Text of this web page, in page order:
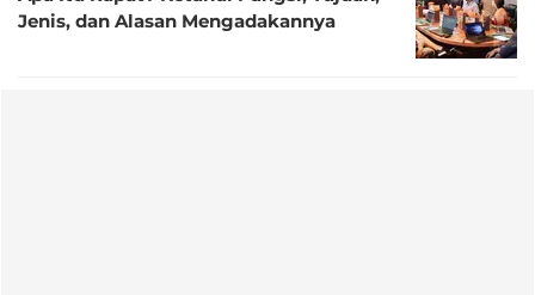
Jenis, dan Alasan Mengadakannya